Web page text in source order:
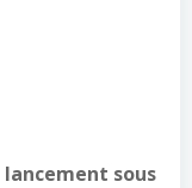
lancement sous